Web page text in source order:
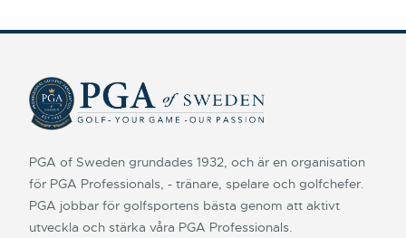
PGA of Sweden grundades 1932, och är en organisation
för PGA Professionals, - tränare, spelare och golfchefer.
PGA jobbar för golfsportens bästa genom att aktivt
utveckla och stärka våra PGA Professionals.